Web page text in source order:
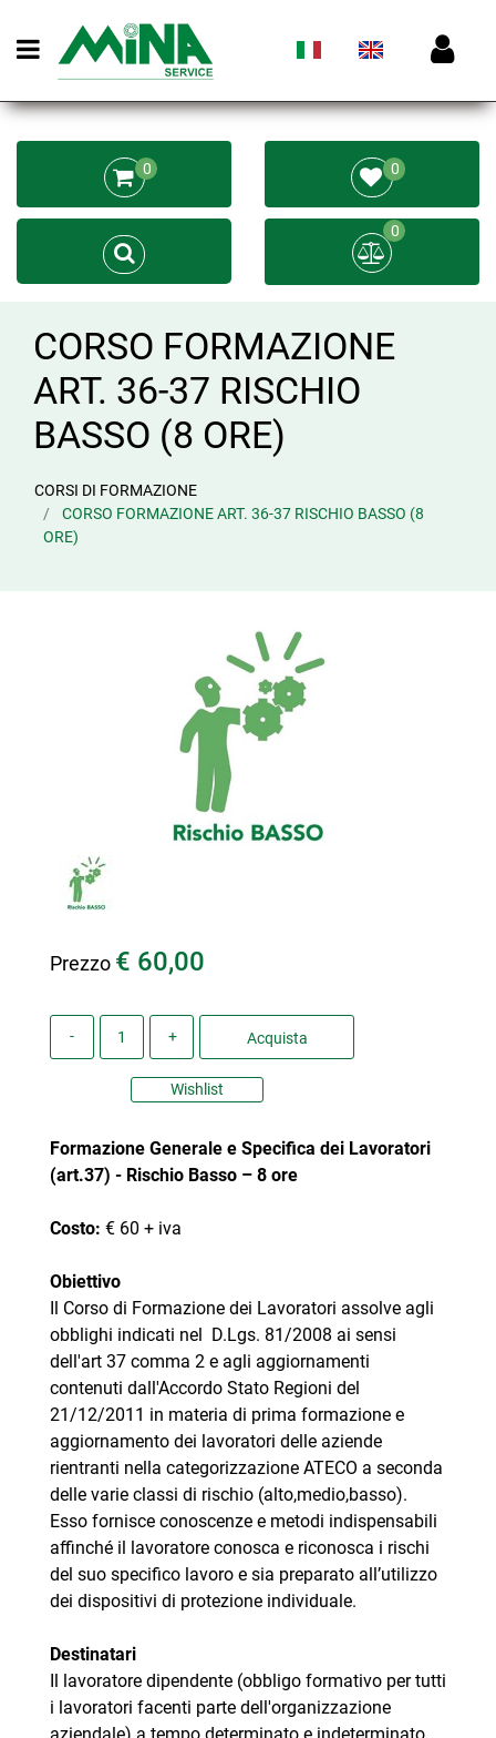
Open menu
0 0
0
CORSO FORMAZIONE
ART. 36-37 RISCHIO
BASSO (8 ORE)
CORSI DI FORMAZIONE
CORSO FORMAZIONE ART. 36-37 RISCHIO BASSO (8
ORE)
Prezzo € 60,00
Acquista
Wishlist
Formazione Generale e Specifica dei Lavoratori
(art.37) - Rischio Basso – 8 ore
Costo: € 60 + iva
Obiettivo
Il Corso di Formazione dei Lavoratori assolve agli
obblighi indicati nel D.Lgs. 81/2008 ai sensi
dell'art 37 comma 2 e agli aggiornamenti
contenuti dall'Accordo Stato Regioni del
21/12/2011 in materia di prima formazione e
aggiornamento dei lavoratori delle aziende
rientranti nella categorizzazione ATECO a seconda
delle varie classi di rischio (alto,medio,basso).
Esso fornisce conoscenze e metodi indispensabili
affinché il lavoratore conosca e riconosca i rischi
del suo specifico lavoro e sia preparato all’utilizzo
dei dispositivi di protezione individuale.
Destinatari
Il lavoratore dipendente (obbligo formativo per tutti
i lavoratori facenti parte dell'organizzazione